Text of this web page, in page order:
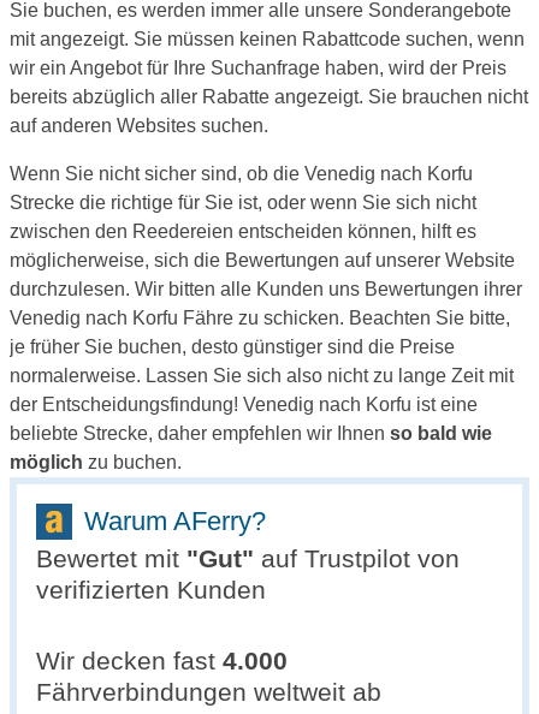
Sie buchen, es werden immer alle unsere Sonderangebote
mit angezeigt. Sie müssen keinen Rabattcode suchen, wenn
wir ein Angebot für Ihre Suchanfrage haben, wird der Preis
bereits abzüglich aller Rabatte angezeigt. Sie brauchen nicht
auf anderen Websites suchen.
Wenn Sie nicht sicher sind, ob die Venedig nach Korfu
Strecke die richtige für Sie ist, oder wenn Sie sich nicht
zwischen den Reedereien entscheiden können, hilft es
möglicherweise, sich die Bewertungen auf unserer Website
durchzulesen. Wir bitten alle Kunden uns Bewertungen ihrer
Venedig nach Korfu Fähre zu schicken. Beachten Sie bitte,
je früher Sie buchen, desto günstiger sind die Preise
normalerweise. Lassen Sie sich also nicht zu lange Zeit mit
der Entscheidungsfindung! Venedig nach Korfu ist eine
beliebte Strecke, daher empfehlen wir Ihnen so bald wie
möglich zu buchen.
Warum AFerry?
Bewertet mit "Gut" auf Trustpilot von
verifizierten Kunden
Wir decken fast 4.000
Fährverbindungen weltweit ab